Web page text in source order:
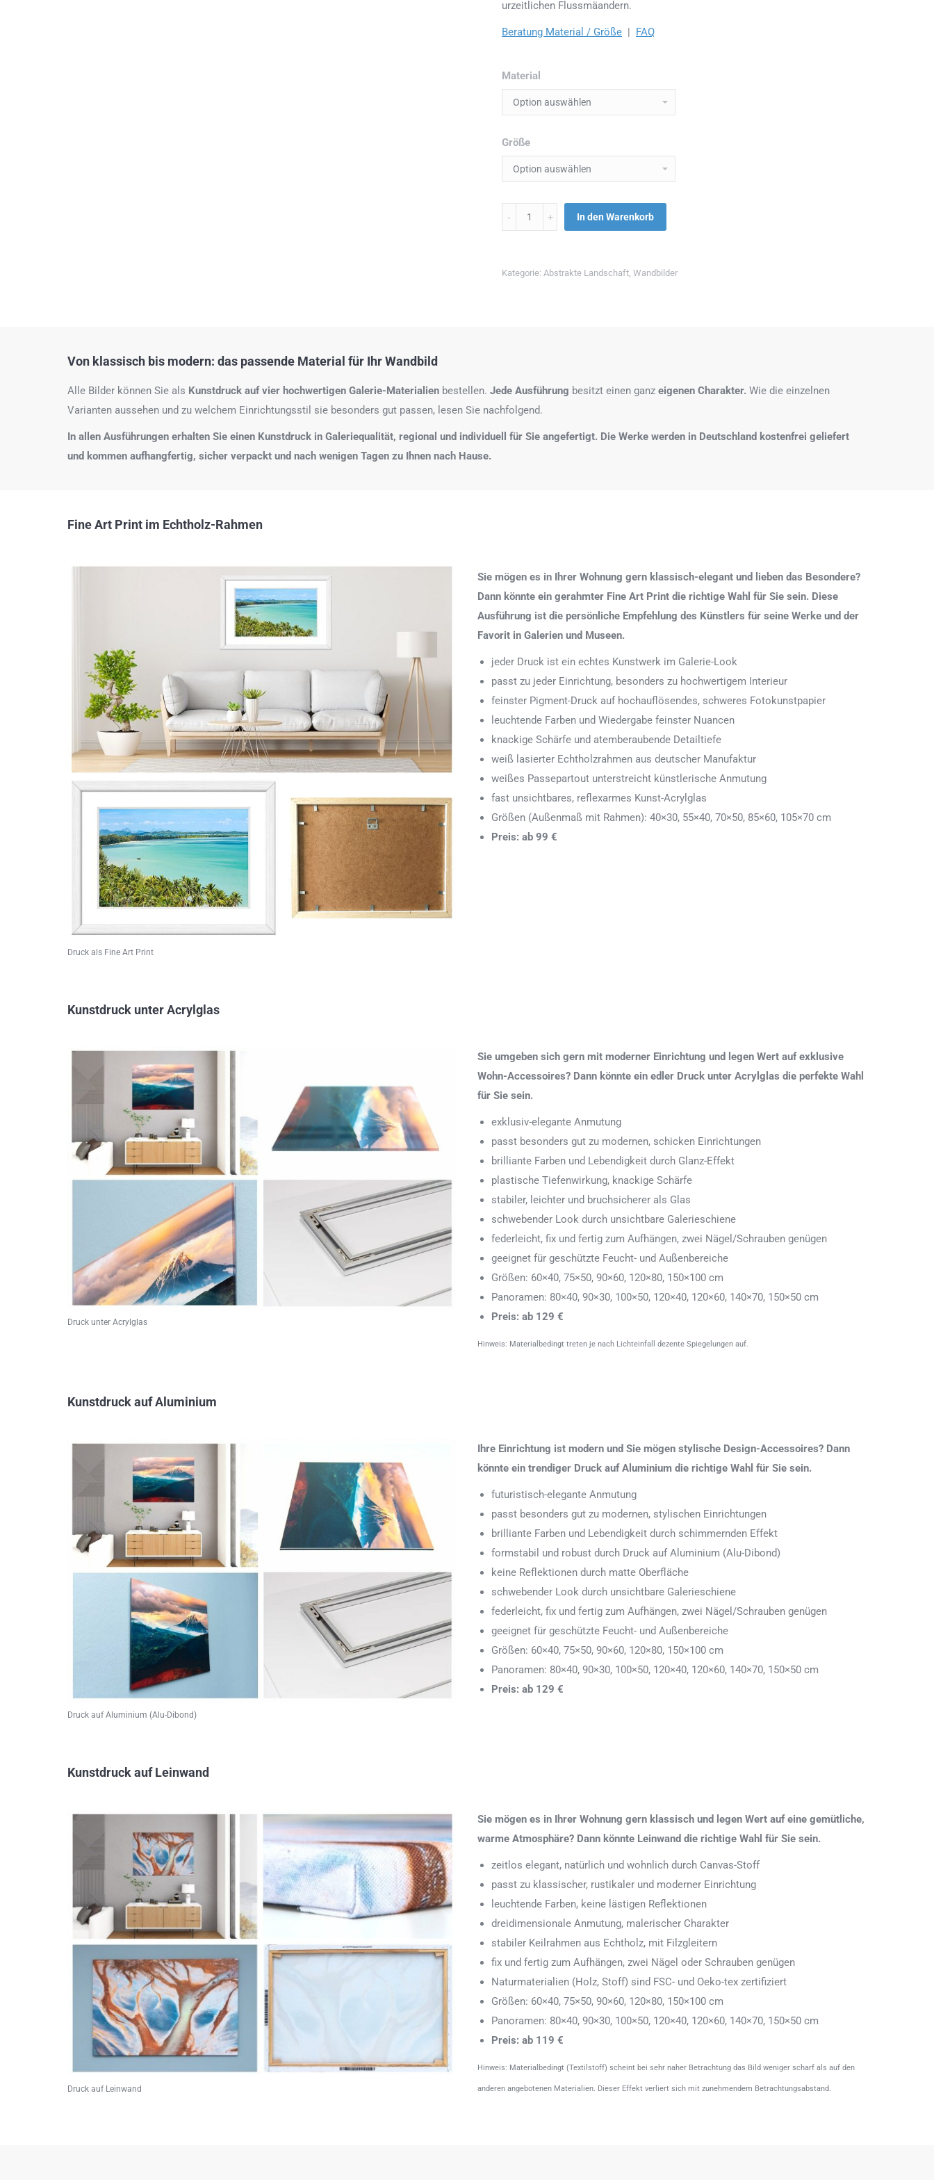
urzeitlichen Flussmäandern.
Beratung Material / Größe | FAQ
Material
Größe
Menge In den Warenkorb
Kategorie: Abstrakte Landschaft, Wandbilder
Von klassisch bis modern: das passende Material für Ihr Wandbild
Alle Bilder können Sie als Kunstdruck auf vier hochwertigen Galerie-Materialien bestellen. Jede Ausführung besitzt einen ganz eigenen Charakter. Wie die einzelnen
Varianten aussehen und zu welchem Einrichtungsstil sie besonders gut passen, lesen Sie nachfolgend.
In allen Ausführungen erhalten Sie einen Kunstdruck in Galeriequalität, regional und individuell für Sie angefertigt. Die Werke werden in Deutschland kostenfrei geliefert
und kommen aufhangfertig, sicher verpackt und nach wenigen Tagen zu Ihnen nach Hause.
Fine Art Print im Echtholz-Rahmen
Druck als Fine Art Print
Sie mögen es in Ihrer Wohnung gern klassisch-elegant und lieben das Besondere?
Dann könnte ein gerahmter Fine Art Print die richtige Wahl für Sie sein. Diese
Ausführung ist die persönliche Empfehlung des Künstlers für seine Werke und der
Favorit in Galerien und Museen.
jeder Druck ist ein echtes Kunstwerk im Galerie-Look
passt zu jeder Einrichtung, besonders zu hochwertigem Interieur
feinster Pigment-Druck auf hochauflösendes, schweres Fotokunstpapier
leuchtende Farben und Wiedergabe feinster Nuancen
knackige Schärfe und atemberaubende Detailtiefe
weiß lasierter Echtholzrahmen aus deutscher Manufaktur
weißes Passepartout unterstreicht künstlerische Anmutung
fast unsichtbares, reflexarmes Kunst-Acrylglas
Größen (Außenmaß mit Rahmen): 40×30, 55×40, 70×50, 85×60, 105×70 cm
Preis: ab 99 €
Kunstdruck unter Acrylglas
Druck unter Acrylglas
Sie umgeben sich gern mit moderner Einrichtung und legen Wert auf exklusive
Wohn-Accessoires? Dann könnte ein edler Druck unter Acrylglas die perfekte Wahl
für Sie sein.
exklusiv-elegante Anmutung
passt besonders gut zu modernen, schicken Einrichtungen
brilliante Farben und Lebendigkeit durch Glanz-Effekt
plastische Tiefenwirkung, knackige Schärfe
stabiler, leichter und bruchsicherer als Glas
schwebender Look durch unsichtbare Galerieschiene
federleicht, fix und fertig zum Aufhängen, zwei Nägel/Schrauben genügen
geeignet für geschützte Feucht- und Außenbereiche
Größen: 60×40, 75×50, 90×60, 120×80, 150×100 cm
Panoramen: 80×40, 90×30, 100×50, 120×40, 120×60, 140×70, 150×50 cm
Preis: ab 129 €
Hinweis: Materialbedingt treten je nach Lichteinfall dezente Spiegelungen auf.
Kunstdruck auf Aluminium
Druck auf Aluminium (Alu-Dibond)
Ihre Einrichtung ist modern und Sie mögen stylische Design-Accessoires? Dann
könnte ein trendiger Druck auf Aluminium die richtige Wahl für Sie sein.
futuristisch-elegante Anmutung
passt besonders gut zu modernen, stylischen Einrichtungen
brilliante Farben und Lebendigkeit durch schimmernden Effekt
formstabil und robust durch Druck auf Aluminium (Alu-Dibond)
keine Reflektionen durch matte Oberfläche
schwebender Look durch unsichtbare Galerieschiene
federleicht, fix und fertig zum Aufhängen, zwei Nägel/Schrauben genügen
geeignet für geschützte Feucht- und Außenbereiche
Größen: 60×40, 75×50, 90×60, 120×80, 150×100 cm
Panoramen: 80×40, 90×30, 100×50, 120×40, 120×60, 140×70, 150×50 cm
Preis: ab 129 €
Kunstdruck auf Leinwand
Druck auf Leinwand
Sie mögen es in Ihrer Wohnung gern klassisch und legen Wert auf eine gemütliche,
warme Atmosphäre? Dann könnte Leinwand die richtige Wahl für Sie sein.
zeitlos elegant, natürlich und wohnlich durch Canvas-Stoff
passt zu klassischer, rustikaler und moderner Einrichtung
leuchtende Farben, keine lästigen Reflektionen
dreidimensionale Anmutung, malerischer Charakter
stabiler Keilrahmen aus Echtholz, mit Filzgleitern
fix und fertig zum Aufhängen, zwei Nägel oder Schrauben genügen
Naturmaterialien (Holz, Stoff) sind FSC- und Oeko-tex zertifiziert
Größen: 60×40, 75×50, 90×60, 120×80, 150×100 cm
Panoramen: 80×40, 90×30, 100×50, 120×40, 120×60, 140×70, 150×50 cm
Preis: ab 119 €
Hinweis: Materialbedingt (Textilstoff) scheint bei sehr naher Betrachtung das Bild weniger scharf als auf den
anderen angebotenen Materialien. Dieser Effekt verliert sich mit zunehmendem Betrachtungsabstand.